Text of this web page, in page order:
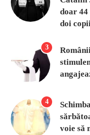
doar 44
doi
3
4
voie să